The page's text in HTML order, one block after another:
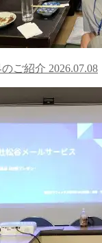
のご紹介 2026.07.08